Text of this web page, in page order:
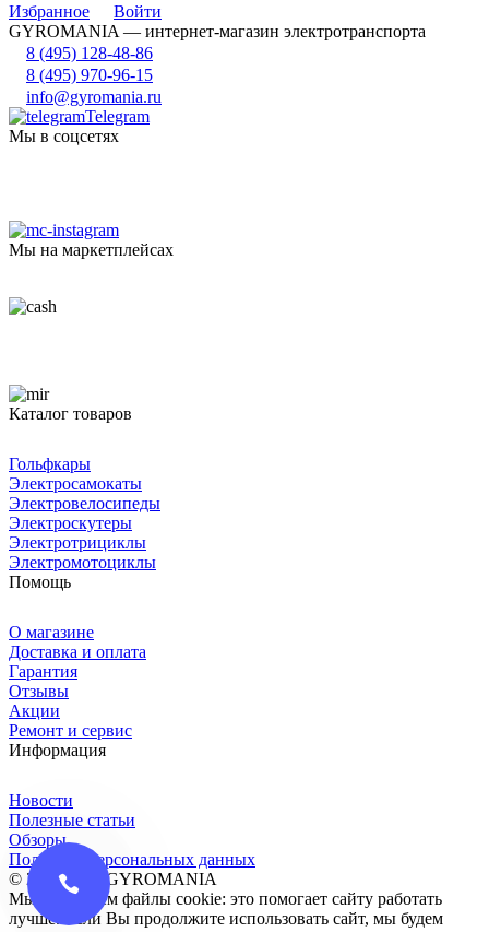
Избранное
Войти
GYROMANIA — интернет-магазин электротранспорта
8 (495) 128-48-86
8 (495) 970-96-15
info@gyromania.ru
Telegram
Мы в соцсетях
Мы на маркетплейсах
Каталог товаров
Гольфкары
Электросамокаты
Электровелосипеды
Электроскутеры
Электротрициклы
Электромотоциклы
Помощь
О магазине
Доставка и оплата
Гарантия
Отзывы
Акции
Ремонт и сервис
Информация
Новости
Полезные статьи
Обзоры
Политика персональных данных
© 2016-2026 GYROMANIA
Мы сохраняем файлы cookie: это помогает сайту работать
лучше. Если Вы продолжите использовать сайт, мы будем